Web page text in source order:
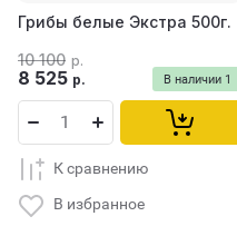
Грибы белые Экстра 500г.
В наличии 1
10 100 р.
8 525 р.
К сравнению
В избранное